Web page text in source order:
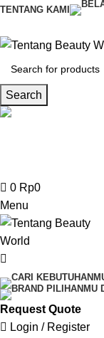
TENTANG KAMI
Search
0 Rp0
Menu
Request Quote
Login / Register